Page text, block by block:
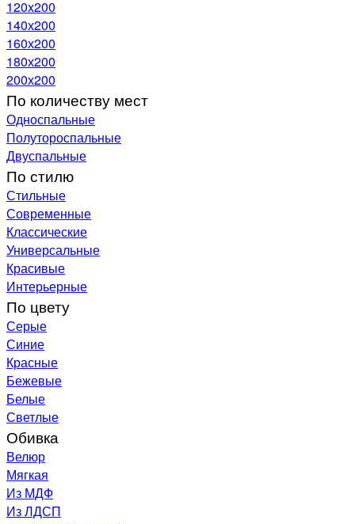
120x200
140х200
160х200
180х200
200х200
По количеству мест
Односпальные
Полутороспальные
Двуспальные
По стилю
Стильные
Современные
Классические
Универсальные
Красивые
Интерьерные
По цвету
Серые
Синие
Красные
Бежевые
Белые
Светлые
Обивка
Велюр
Мягкая
Из МДФ
Из ЛДСП